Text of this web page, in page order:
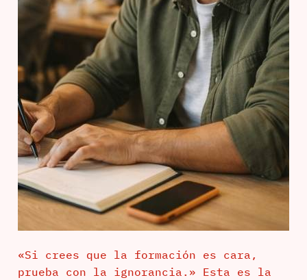
«Si crees que la formación es cara,
prueba con la ignorancia.» Esta es la